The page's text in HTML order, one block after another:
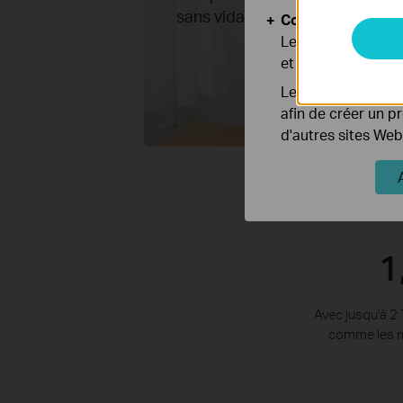
sans vidange
Avec jusqu'à
comme les
Cookies
Les cookies
et ajuster les
Les cookies
afin de créer un
d'autres sites